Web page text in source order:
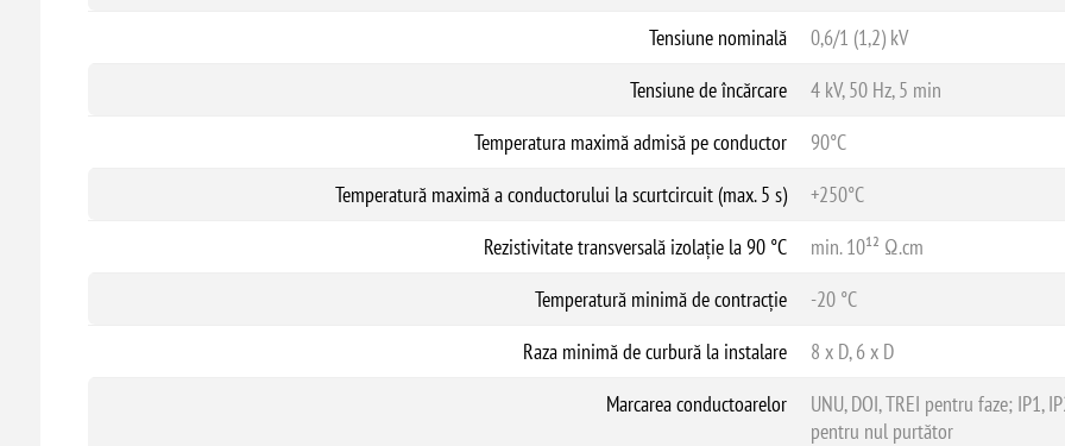
Aplicații recomandate:
Rețele aeriene de distribuție 0,6/1
Conexiuni aeriene între stâlpi sau
Montaj pe stâlpi sau pe clădiri în
Instalații electrice în zone rurale și
Tensiune nominală
0,6/1 (1,2) kV
Tensiune de încărcare
4 kV, 50 Hz, 5 min
Temperatura maximă admisă pe conductor
90°C
Temperatură maximă a conductorului la scurtcircuit (max. 5 s)
+250°C
Rezistivitate transversală izolație la 90 °C
min. 10¹² Ω.cm
Temperatură minimă de contracție
-20 °C
Raza minimă de curbură la instalare
8 x D, 6 x D
Marcarea conductoarelor
UNU, DOI, TREI pentru faze;
pentru nul purtător